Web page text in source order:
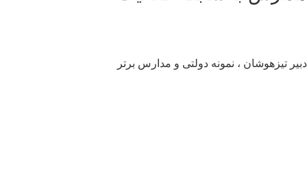
تیزهوشان ، نمونه دولتی و مدارس برتر